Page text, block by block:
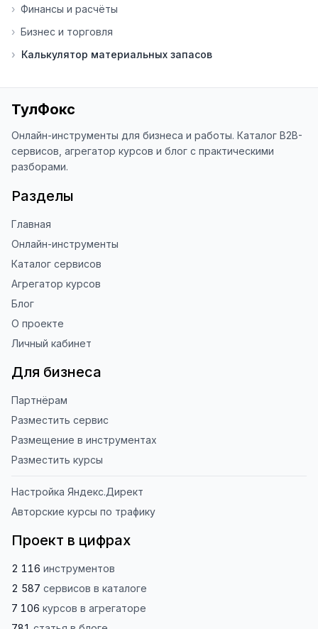
основе вашей обратной связи.
⭐ Если вам нравится ToolFox — буду
благодарен за отзыв о сайте в
наши инструменты!
Благодарю за доверие и
использование ToolFox! 🚀
› Финансы и расчёты
› Бизнес и торговля
› Калькулятор материальных запасов
ТулФокс
Онлайн-инструменты для бизнеса и работы. Каталог B2B-
сервисов, агрегатор курсов и блог с практическими
разборами.
Разделы
Главная
Онлайн-инструменты
Каталог сервисов
Агрегатор курсов
Блог
О проекте
Личный кабинет
Для бизнеса
Партнёрам
Разместить сервис
Размещение в инструментах
Разместить курсы
Настройка Яндекс.Директ
Авторские курсы по трафику
Проект в цифрах
2 116 инструментов
2 587 сервисов в каталоге
7 106 курсов в агрегаторе